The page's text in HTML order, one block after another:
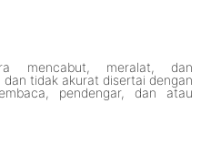
mencabut, meralat, dan
tidak akurat disertai dengan
pendengar, dan atau